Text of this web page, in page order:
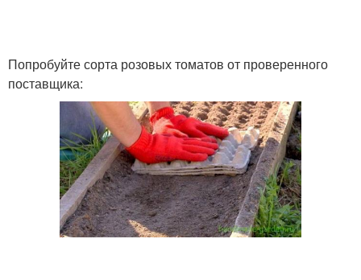
Попробуйте сорта розовых томатов от проверенного
поставщика: